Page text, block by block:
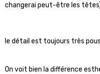
changerai peut-être les
le détail est toujours très
On voit bien la différence